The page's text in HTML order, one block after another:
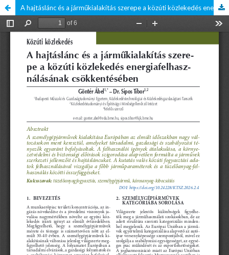
A hajtáslánc és a járműkialakítás szerepe a közúti közlekedés energiafelhasználásának csökkentésében